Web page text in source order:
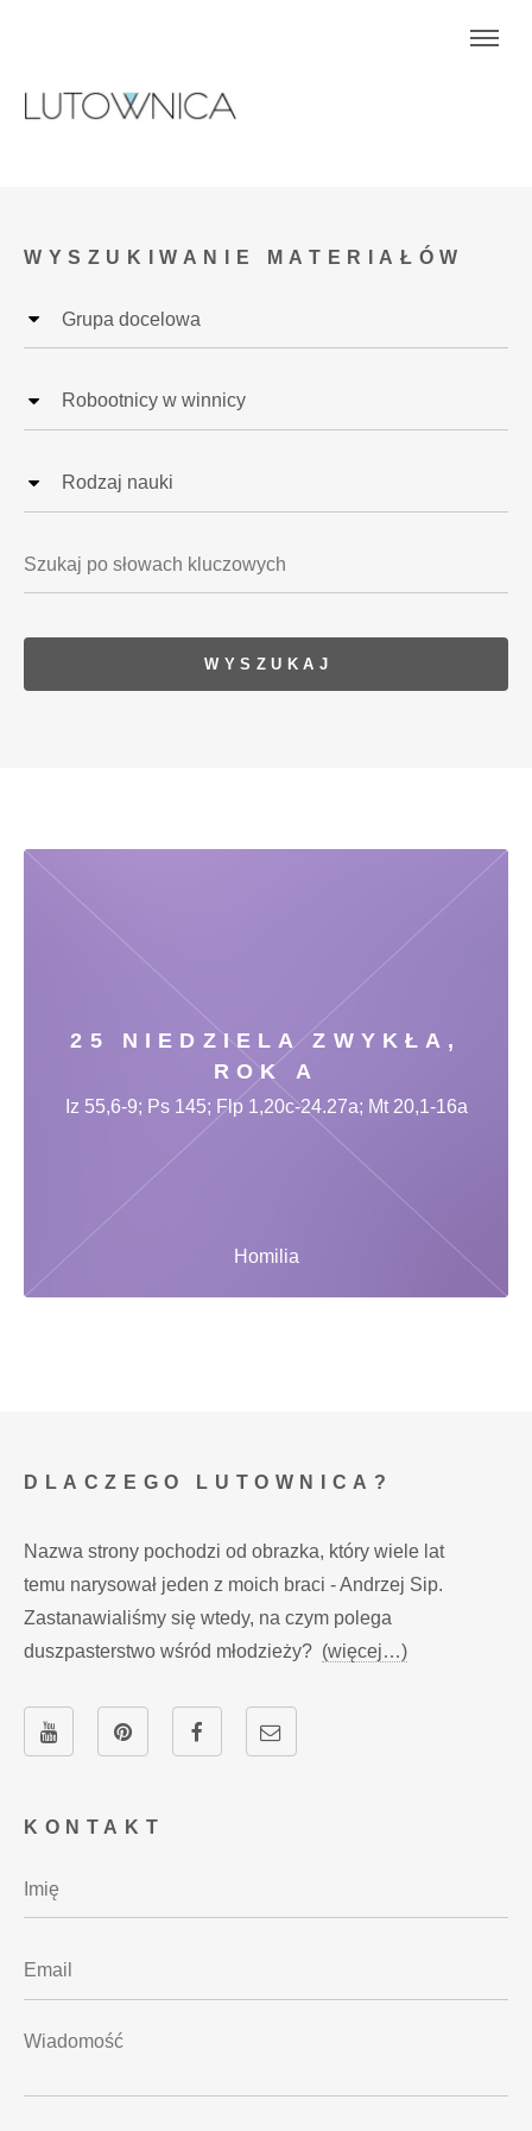
WYSZUKIWANIE MATERIAŁÓW
25 NIEDZIELA ZWYKŁA,
ROK A
Homilia
Iz 55,6-9; Ps 145; Flp 1,20c-24.27a; Mt 20,1-16a
KONTAKT
DLACZEGO LUTOWNICA?
Nazwa strony pochodzi od obrazka, który wiele lat
temu narysował jeden z moich braci - Andrzej Sip.
Zastanawialiśmy się wtedy, na czym polega
duszpasterstwo wśród młodzieży? (więcej…)